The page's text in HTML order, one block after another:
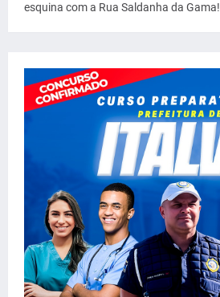
esquina com a Rua Saldanha da Gama!